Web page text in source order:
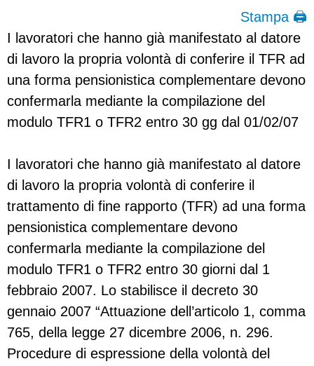
Stampa 🖨
I lavoratori che hanno già manifestato al datore
di lavoro la propria volontà di conferire il TFR ad
una forma pensionistica complementare devono
confermarla mediante la compilazione del
modulo TFR1 o TFR2 entro 30 gg dal 01/02/07
I lavoratori che hanno già manifestato al datore
di lavoro la propria volontà di conferire il
trattamento di fine rapporto (TFR) ad una forma
pensionistica complementare devono
confermarla mediante la compilazione del
modulo TFR1 o TFR2 entro 30 giorni dal 1
febbraio 2007. Lo stabilisce il decreto 30
gennaio 2007 “Attuazione dell’articolo 1, comma
765, della legge 27 dicembre 2006, n. 296.
Procedure di espressione della volontà del